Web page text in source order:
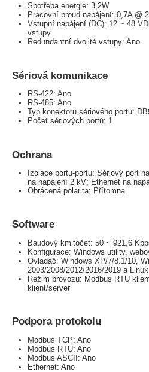
Spotřeba energie: 3,2W
Pracovní proud napájení: 0,7A @
Vstupní napájení (DC): 12 ~ 48
vstupy
Redundantní dvojité vstupy: Ano
Sériová komunikace
RS-422: Ano
RS-485: Ano
Typ konektoru sériového portu:
Počet sériových portů: 1
Ochrana
Izolace portu-portu: Sériový port
na napájení 2 kV; Ethernet na
Obrácená polarita: Přítomna
Software
Baudový kmitočet: 50 ~ 921,6
Konfigurace: Windows utility,
Ovladač: Windows XP/7/8.1/10,
2003/2008/2012/2016/2019 a Linux
Režim provozu: Modbus RTU
klient/server
Podpora protokolu
Modbus TCP: Ano
Modbus RTU: Ano
Modbus ASCII: Ano
Ethernet: Ano